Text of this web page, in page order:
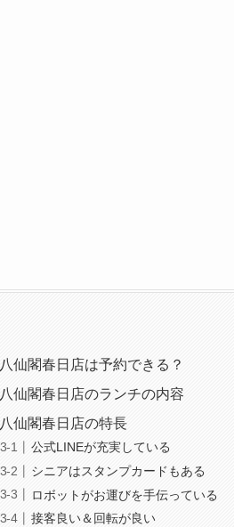
八仙閣春日店は予約できる？
八仙閣春日店のランチの内容
八仙閣春日店の特長
公式LINEが充実している
シニアはスタンプカードもある
ロボットがお運びを手伝っている
接客良い＆回転が良い